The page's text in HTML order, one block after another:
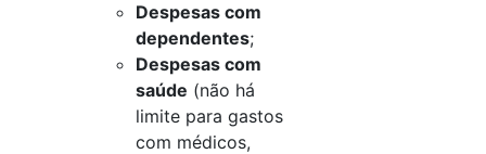
Despesas com
dependentes;
Despesas com
saúde (não há
limite para gastos
com médicos,